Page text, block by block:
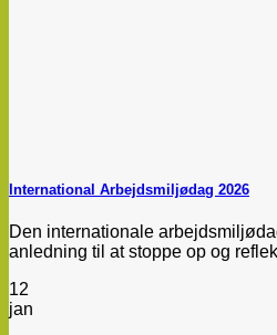
International Arbejdsmiljødag 2026
Den internationale
anledning til at stoppe op og
12
jan